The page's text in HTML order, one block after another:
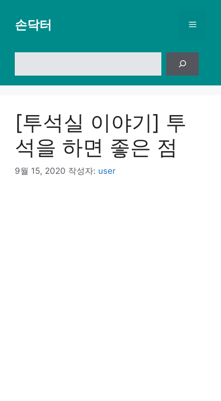
손닥터 메
뉴
[투석실 이야기] 투
석을 하면 좋은 점
9월 15, 2020 작성자: user